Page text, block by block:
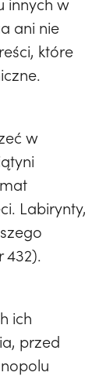
ani nie
które
w
Labirynty,
432).
ich
przed